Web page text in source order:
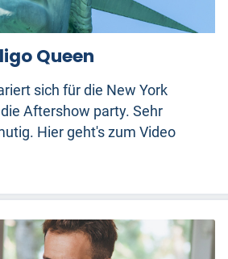
Queen
sich für die New York
Aftershow party. Sehr
Hier geht's zum Video